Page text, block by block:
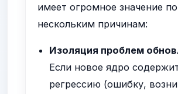
имеет огромное значение по
нескольким причинам:
Изоляция проблем
Если новое ядро
регрессию (ошибку,